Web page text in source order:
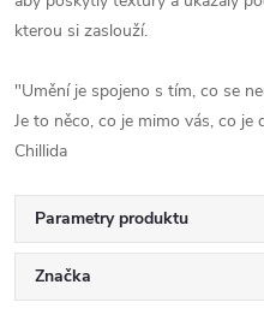
kterou si zaslouží.
"Umění je spojeno s tím, co se
Je to něco, co je mimo vás, co
Chillida
Parametry produktu
Značka